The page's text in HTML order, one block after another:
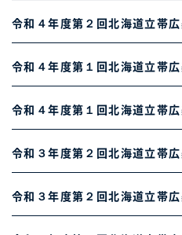
令和４年度第２回北海道立帯
令和４年度第１回北海道立帯
令和４年度第１回北海道立帯
令和３年度第２回北海道立帯
令和３年度第２回北海道立帯